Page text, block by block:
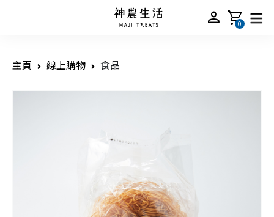
person shopping_cart
0
主頁 線上購物 食品